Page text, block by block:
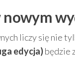
liczy się nie
edycja)będzie